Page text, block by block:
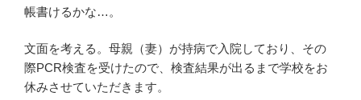
帳書けるかな…。
文面を考える。母親（妻）が持病で入院しており、その
際PCR検査を受けたので、検査結果が出るまで学校をお
休みさせていただきます。